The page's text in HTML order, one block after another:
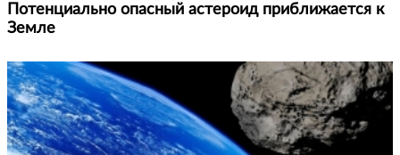
Потенциально опасный астероид приближается к
Земле